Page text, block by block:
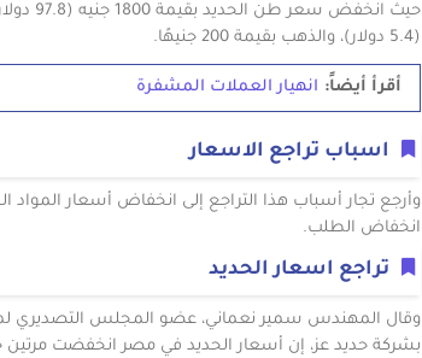
(5.4 دولار)، والذهب بقيمة 200 جنيهًا.
أقرأ أيضاً: انهيار العملات المشفرة
اسباب تراجع الاسعار
وأرجع تجار أسباب هذا التراجع إلى انخفاض أسعار المواد
انخفاض الطلب.
تراجع اسعار الحديد
وقال المهندس سمير نعماني، عضو المجلس التصديري